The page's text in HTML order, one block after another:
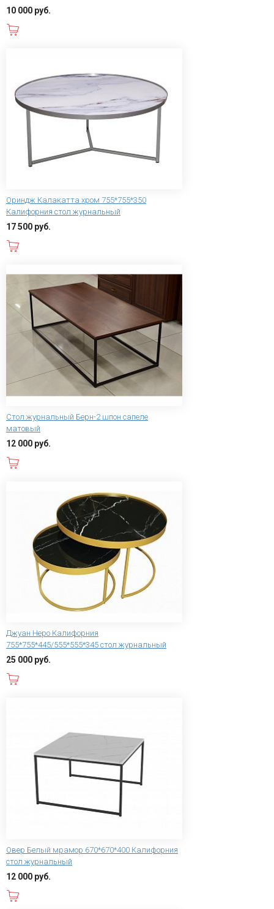
10 000 руб.
Ориндж Калакатта хром 755*755*350
Калифорния стол журнальный
17 500 руб.
Стол журнальный Берн-2 шпон сапеле
матовый
12 000 руб.
Джуан Неро Калифорния
755*755*445/555*555*345 стол журнальный
25 000 руб.
Овер Белый мрамор 670*670*400 Калифорния
стол журнальный
12 000 руб.